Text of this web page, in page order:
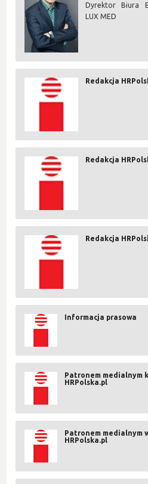
Dyrektor Biura
LUX MED
Redakcja
Redakcja
Redakcja
Informacja prasowa
Patronem medialnym
HRPolska.pl
Patronem medialnym
HRPolska.pl